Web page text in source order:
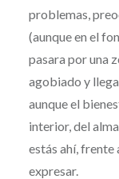
problemas,
(aunque en el
pasara por una
agobiado y
aunque el
interior, del
estás ahí, frente
expresar.